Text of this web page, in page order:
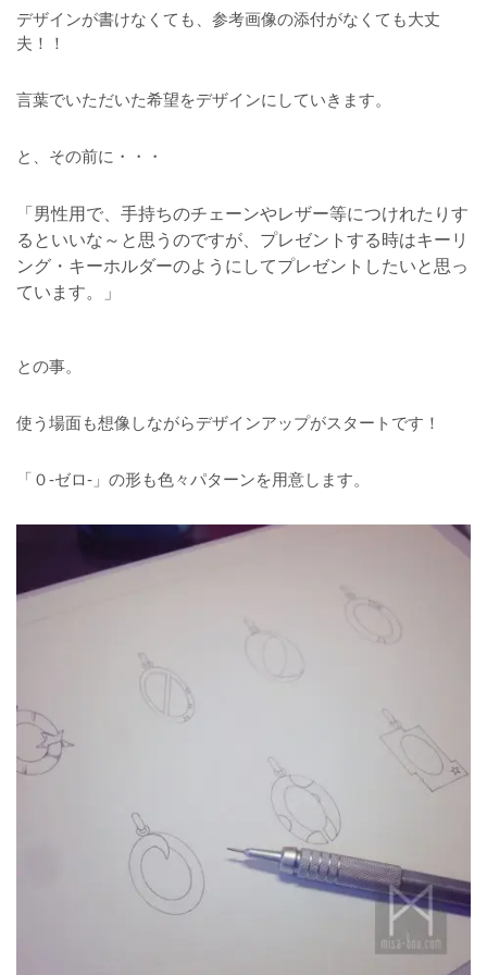
デザインが書けなくても、参考画像の添付がなくても大丈
夫！！
言葉でいただいた希望をデザインにしていきます。
と、その前に・・・
「男性用で、手持ちのチェーンやレザー等につけれたりす
るといいな～と思うのですが、プレゼントする時はキーリ
ング・キーホルダーのようにしてプレゼントしたいと思っ
ています。」
との事。
使う場面も想像しながらデザインアップがスタートです！
「０-ゼロ-」の形も色々パターンを用意します。